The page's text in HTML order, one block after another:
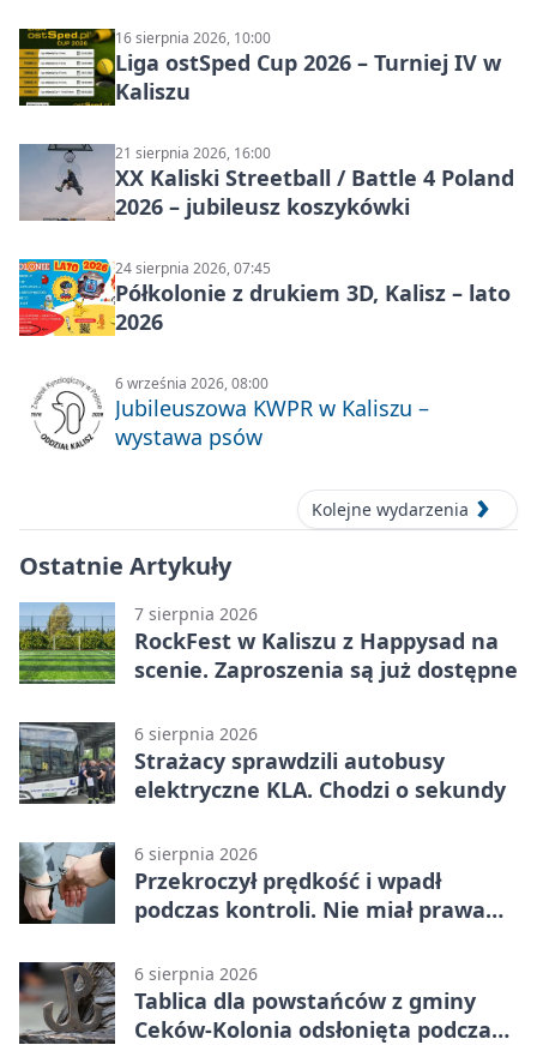
16 sierpnia 2026, 10:00
Liga ostSped Cup 2026 – Turniej IV w
Kaliszu
21 sierpnia 2026, 16:00
XX Kaliski Streetball / Battle 4 Poland
2026 – jubileusz koszykówki
24 sierpnia 2026, 07:45
Półkolonie z drukiem 3D, Kalisz – lato
2026
6 września 2026, 08:00
Jubileuszowa KWPR w Kaliszu –
wystawa psów
Kolejne wydarzenia
Ostatnie Artykuły
7 sierpnia 2026
RockFest w Kaliszu z Happysad na
scenie. Zaproszenia są już dostępne
6 sierpnia 2026
Strażacy sprawdzili autobusy
elektryczne KLA. Chodzi o sekundy
6 sierpnia 2026
Przekroczył prędkość i wpadł
podczas kontroli. Nie miał prawa
6 sierpnia 2026
Tablica dla powstańców z gminy
Ceków-Kolonia odsłonięta podczas